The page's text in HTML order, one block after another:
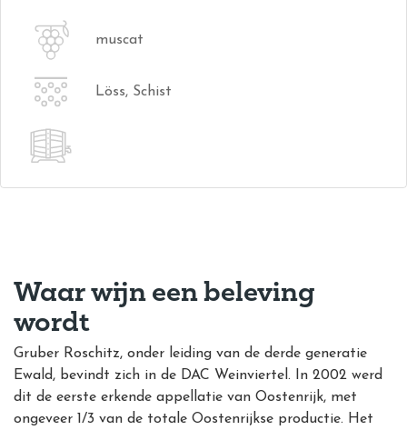
muscat
Löss, Schist
Waar wijn een beleving
wordt
Gruber Roschitz, onder leiding van de derde generatie
Ewald, bevindt zich in de DAC Weinviertel. In 2002 werd
dit de eerste erkende appellatie van Oostenrijk, met
ongeveer 1/3 van de totale Oostenrijkse productie. Het